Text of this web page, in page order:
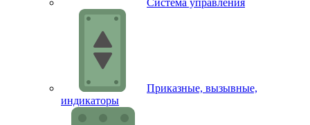
Система управления
Приказные, вызывные,
индикаторы